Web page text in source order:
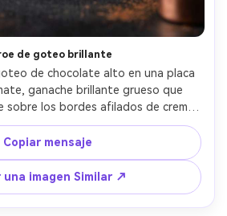
de goteo brillante
de chocolate alto en una placa
ganache brillante grueso que
los bordes afilados de crema
de hojas doradas, polvo de
de estudio oscuro y moody, luz
y relleno suave, disparado en Sony
f/2.0, profundidad de campo poco
realista con poros visibles en
fotografía de productos de postre
Copiar mensaje
una imagen Similar ↗